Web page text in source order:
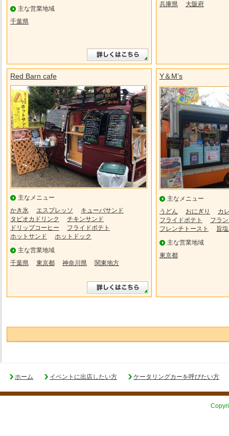
主な営業地域
千葉県
兵庫県
大阪府
Red Barn cafe
主なメニュー
かき氷
エスプレッソ
キューバサンド
タピオカドリンク
チキンサンド
ドリップコーヒー
フライドポテト
ホットサンド
ホットドック
主な営業地域
千葉県
東京都 神奈川県 関東地方
Y＆M’s
主なメニュー
うどん
おにぎり
カ
フライドポテト
フラ
フレンチトースト
旨
主な営業地域
東京都
ホーム イベントに出店したい方 ケータリングカーを呼びたい方